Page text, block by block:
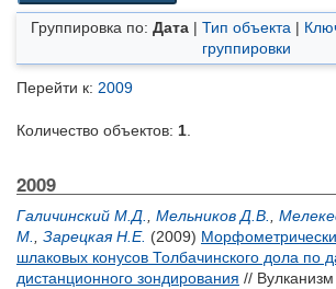
Группировка по: Дата| Тип объекта |
группировки
Перейти к: 2009
Количество объектов: 1
2009
Галичинский М.Д. Мельников Д.В.
М.
Зарецкая Н.Е. (2009)
шлаковых конусов Толбачинского дола по
дистанционного зондирования // Вулканизм